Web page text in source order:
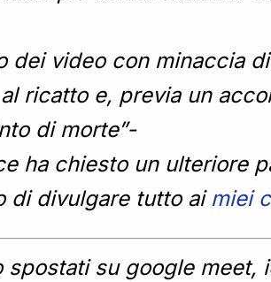
dei video con minaccia
ricatto e, previa un
di morte”-
ha chiesto un ulteriore
di divulgare tutto ai miei
su google meet,